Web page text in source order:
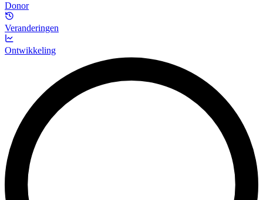
Donor
Veranderingen
Ontwikkeling